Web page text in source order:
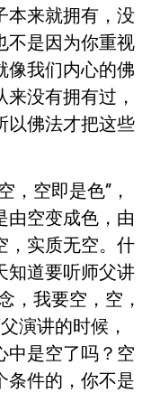
本来就拥有，没
不是因为你重视
像我们内心的佛
没有拥有过，
以佛法才把这些
空即是色”，
由空变成色，由
，实质无空。什
知道要听师父讲
，我要空，空，
演讲的时候，
中是空了吗？空
条件的，你不是